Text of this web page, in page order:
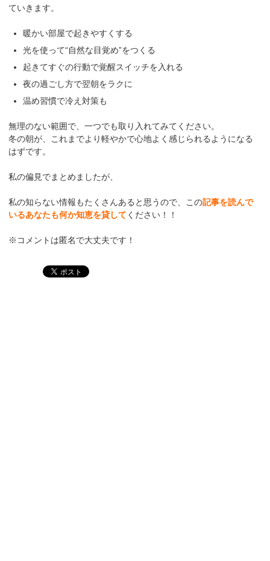
ていきます。
暖かい部屋で起きやすくする
光を使って“自然な目覚め”をつくる
起きてすぐの行動で覚醒スイッチを入れる
夜の過ごし方で翌朝をラクに
温め習慣で冷え対策も
無理のない範囲で、一つでも取り入れてみてください。
冬の朝が、これまでより軽やかで心地よく感じられるようになる
はずです。
私の偏見でまとめましたが、
私の知らない情報もたくさんあると思うので、この記事を読んで
いるあなたも何か知恵を貸して ください！！
※コメントは匿名で大丈夫です！